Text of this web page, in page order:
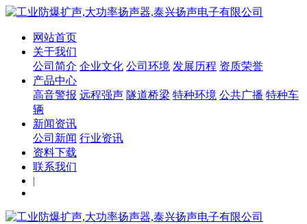
网站首页
关于我们
公司简介 企业文化 公司环境 发展历程 资质荣誉
产品中心
高音警报 远程强声 隧道桥梁 特种环境 公共广播 特种车
辆
新闻资讯
公司新闻 行业资讯
资料下载
联系我们
|